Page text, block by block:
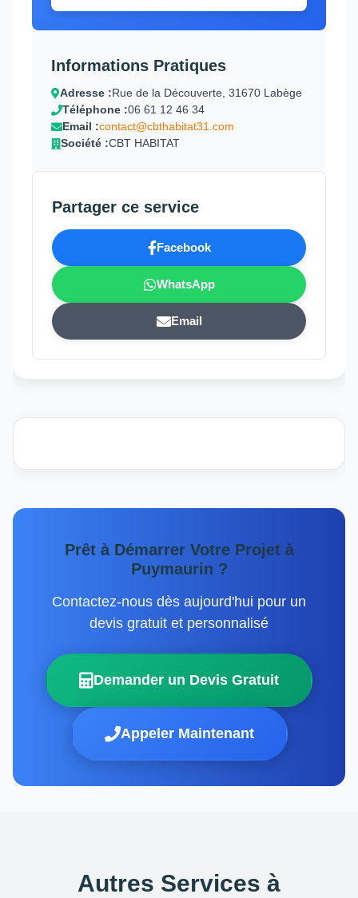
Informations Pratiques
Adresse :Rue de la Découverte, 31670 Labège
Téléphone :06 61 12 46 34
Email :contact@cbthabitat31.com
Société :CBT HABITAT
Partager ce service
Facebook
WhatsApp
Email
Prêt à Démarrer Votre Projet à
Puymaurin ?
Contactez-nous dès aujourd'hui pour un
devis gratuit et personnalisé
Demander un Devis Gratuit
Appeler Maintenant
Autres Services à